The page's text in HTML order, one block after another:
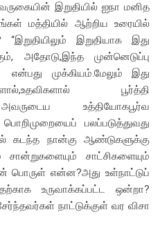
இறுதியில் ஐநா மனித
மத்தியில் ஆற்றிய உரையில்
இறுதியாக இது
அதோடு,இந்த முன்னெடுப்பு
முக்கியம்.மேலும் இது
பூர்த்தி
உத்தியோகபூர்வ
பலப்படுத்துவது
கடந்த நான்கு ஆண்டுகளுக்கு
சாட்சிகளையும்
பொருள் என்ன?அது உள்நாட்டுப்
உருவாக்கப்பட்ட ஒன்றா?
நாட்டுக்குள் வர விசா